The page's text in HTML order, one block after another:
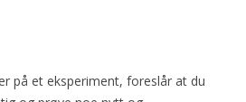
på et eksperiment, foreslår at du